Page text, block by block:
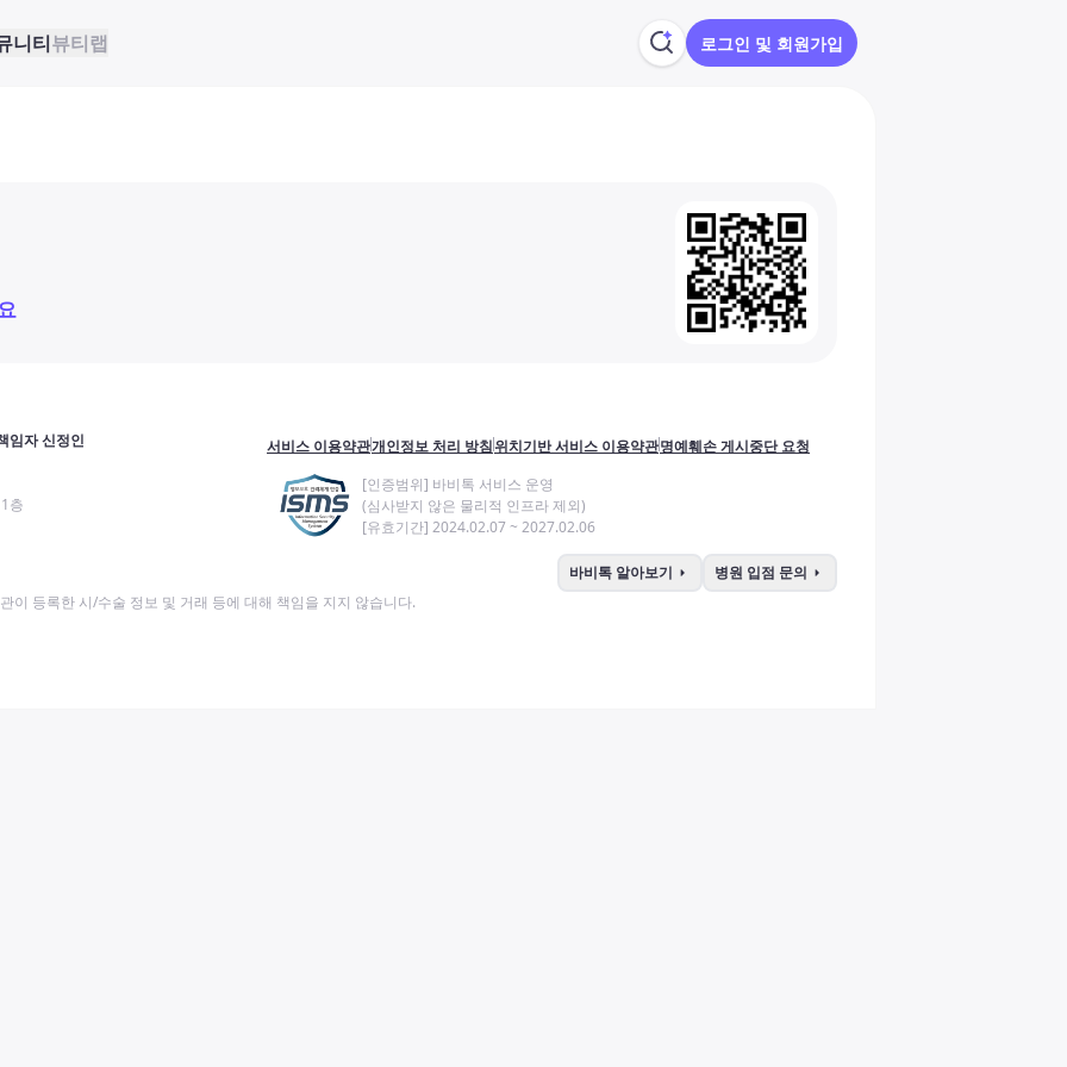
니티뷰티랩 로그인 및 회원가입
임자 신정인
층
서비스 이용약관개인정보 처리 방침위치기반 서비스 이용약관명예훼손 게시중단 요청
[인증범위] 바비톡 서비스 운영
(심사받지 않은 물리적 인프라 제외)
[유효기간] 2024.02.07 ~ 2027.02.06
바비톡 알아보기 arrow_right 병원 입점 문의 arrow_right
이 등록한 시/수술 정보 및 거래 등에 대해 책임을 지지 않습니다.